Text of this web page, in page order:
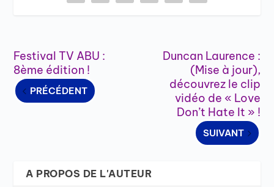
Festival TV ABU :
8ème édition !
PRÉCÉDENT
Duncan Laurence :
(Mise à jour),
découvrez le clip
vidéo de « Love
Don’t Hate It » !
SUIVANT
A PROPOS DE L'AUTEUR